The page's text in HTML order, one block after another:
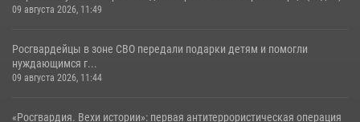
09 августа 2026, 11:49
Росгвардейцы в зоне СВО передали подарки детям и помогли
нуждающимся г...
09 августа 2026, 11:44
«Росгвардия. Вехи истории»: первая антитеррористическая операция